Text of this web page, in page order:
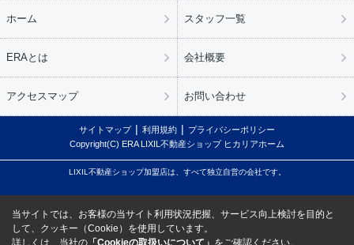
ホーム スタッフ一覧
ERAとは 会社概要
アクセスマップ お問い合わせ
サイトマップ 利用規約
プライバシーポリシー
Copyright(C) ERA LIXIL不動産ショップ ヒカリアホーム
LIXIL不動産ショップ加盟店は、すべて独立自営の会社です。
当サイトでは、お客様の当サイト利用状況把握、サービス向上検討を目的と
して、クッキー（Cookie）を使用しています。
詳しくは、当社の 「Cookieの取扱いについて」 をご確認ください。